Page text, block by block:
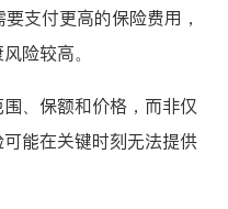
支付更高的保险费用，
险较高。
、保额和价格，而非仅
能在关键时刻无法提供